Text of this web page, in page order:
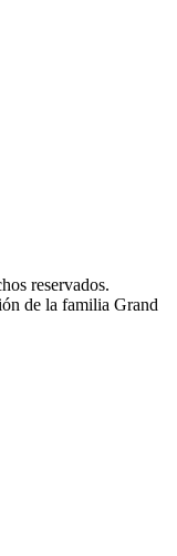
reservados.
de la familia Grand